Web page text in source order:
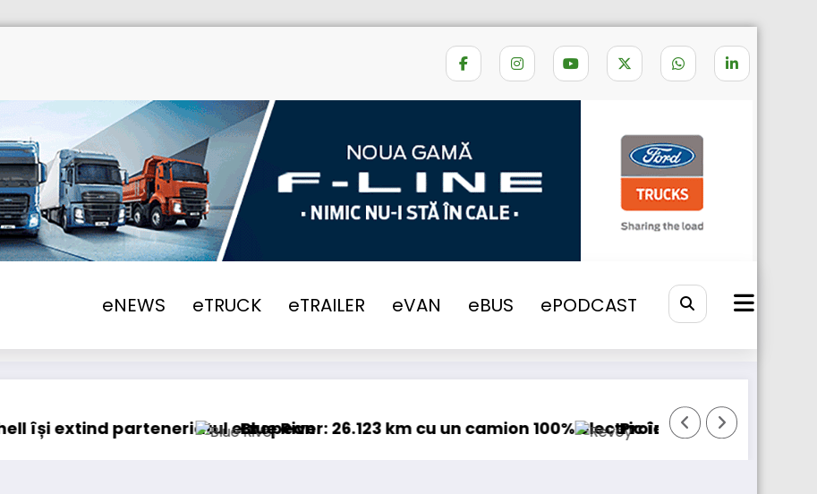
eNEWS eTRUCK eTRAILER eVAN eBUS ePODCAST
Florea Grup și-a extins în acest an flota cu 16 camioane MAN TGX de nouă generație
26.123 km cu un camion 100% electric în transport internațional
Proiectul Revoy prinde contur Sailun își extinde